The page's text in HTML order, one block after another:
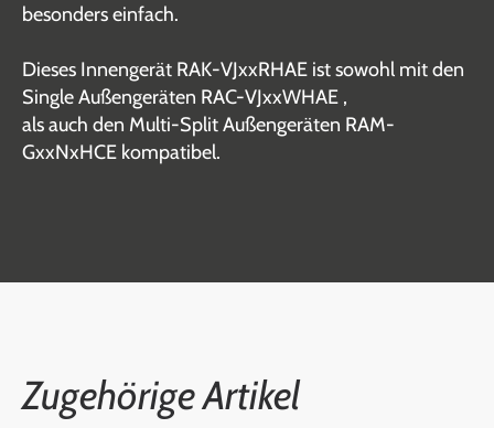
besonders einfach.
Dieses Innengerät RAK-VJxxRHAE ist sowohl mit den
Single Außengeräten RAC-VJxxWHAE ,
als auch den Multi-Split Außengeräten RAM-
GxxNxHCE kompatibel.
Zugehörige Artikel